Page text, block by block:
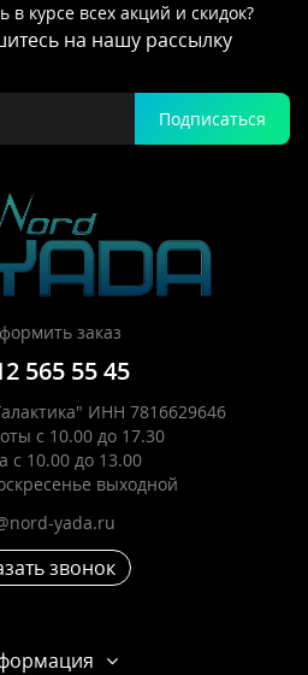
в курсе всех акций и скидок?
на нашу рассылку
Подписаться
заказ
565 55 45
ИНН 7816629646
с 10.00 до 17.30
с 10.00 до 13.00
выходной
yada.ru
звонок